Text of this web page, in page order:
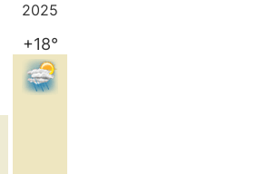
2025
+18°